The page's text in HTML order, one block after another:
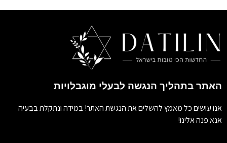
האתר בתהליך הנגשה לבעלי מוגבלויות
אנו עושים כל מאמץ להשלים את הנגשת האתר! במידה ונתקלת בבעיה
אנא פנה אלינו!